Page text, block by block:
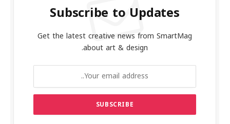
Subscribe to Updates
Get the latest creative news from SmartMag
about art & design.